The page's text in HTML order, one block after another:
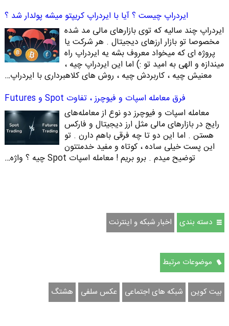
ایردراپ چیست ؟ آیا با ایردراپ کریپتو میشه پولدار شد ؟
ایردراپ چند سالیه که توی بازارهای مالی مد شده
مخصوصا تو بازار ارزهای دیجیتال . هر شرکت یا
پروژه ای که میخواد معروف بشه یه ایردراپ راه
میندازه و الهی به امید تو :) اما این ایردراپ چیه ،
معنیش چیه ، کاربردش چیه ، روش های کلاهبرداری با ایردراپ…
فرق معامله اسپات و فیوچرز ، تفاوت Spot و Futures
معامله اسپات و فیوچرز دو نوع از معامله‌های
رایج در بازارهای مالی مثل ارز دیجیتال و فارکس
هستن . اما این دو تا چه فرقی باهم دارن . تو
این پست خیلی ساده ، کوتاه و مفید خدمتتون
توضیح میدم . برو بریم ! معامله اسپات Spot چیه ؟ واژه…
دسته بندی اخبار شبکه و اینترنت
موضوعات مرتبط
بیت کوین شبکه های اجتماعی عکس سلفی هشتگ